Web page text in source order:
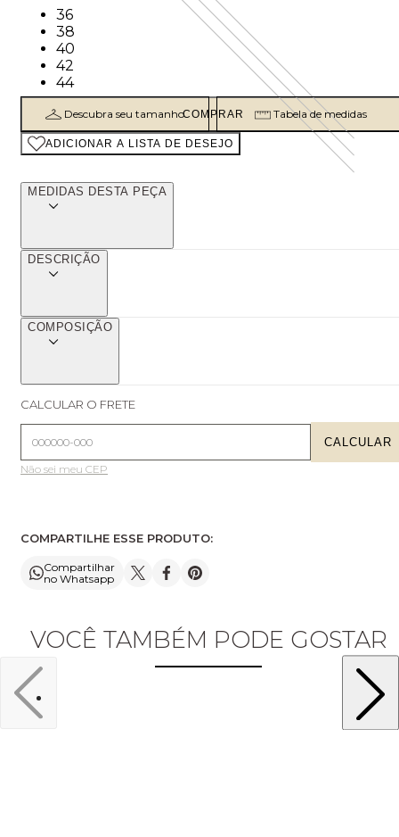
Tamanho: 36
36
Tamanho: 38
38
Tamanho: 40
40
Tamanho: 42
42
Tamanho: 44
44
Descubra seu tamanho Tabela de medidas
COMPRAR
ADICIONAR A LISTA DE DESEJO
MEDIDAS DESTA PEÇA
DESCRIÇÃO
COMPOSIÇÃO
CALCULAR O FRETE
CALCULAR
Não sei meu CEP
COMPARTILHE ESSE PRODUTO:
Compartilhar
no Whatsapp
VOCÊ TAMBÉM PODE GOSTAR